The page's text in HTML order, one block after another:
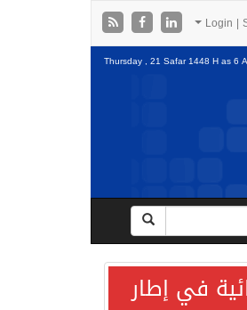
Thursday , 21 Safar 1448 H as6
في إطار